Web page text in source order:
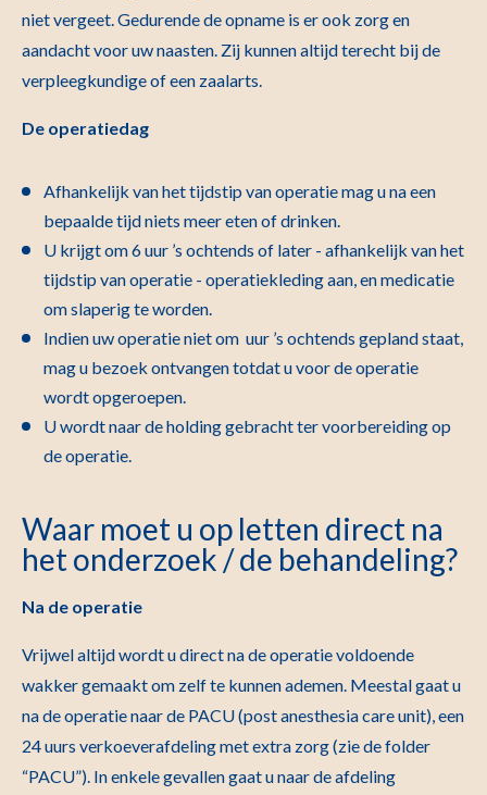
niet vergeet. Gedurende de opname is er ook zorg en
aandacht voor uw naasten. Zij kunnen altijd terecht bij de
verpleegkundige of een zaalarts.
De operatiedag
Afhankelijk van het tijdstip van operatie mag u na een
bepaalde tijd niets meer eten of drinken.
U krijgt om 6 uur ’s ochtends of later - afhankelijk van het
tijdstip van operatie - operatiekleding aan, en medicatie
om slaperig te worden.
Indien uw operatie niet om uur ’s ochtends gepland staat,
mag u bezoek ontvangen totdat u voor de operatie
wordt opgeroepen.
U wordt naar de holding gebracht ter voorbereiding op
de operatie.
Waar moet u op letten direct na
het onderzoek / de behandeling?
Na de operatie
Vrijwel altijd wordt u direct na de operatie voldoende
wakker gemaakt om zelf te kunnen ademen. Meestal gaat u
na de operatie naar de PACU (post anesthesia care unit), een
24 uurs verkoeverafdeling met extra zorg (zie de folder
“PACU”). In enkele gevallen gaat u naar de afdeling